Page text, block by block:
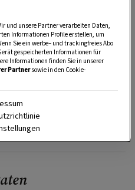
DRUCKEN
und unsere Partner verarbeiten Daten,
Informationen Profile erstellen, um
Sie ein werbe– und trackingfreies Abo
gespeicherten Informationen für
Informationen finden Sie in unserer
Partnersowie in den Cookie-